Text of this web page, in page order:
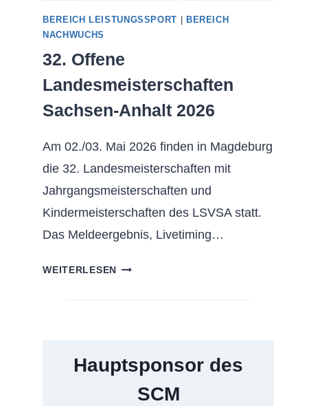
BEREICH LEISTUNGSSPORT
BEREICH
NACHWUCHS
32. Offene
Landesmeisterschaften
Sachsen-Anhalt 2026
Am 02./03. Mai 2026 finden in Magdeburg
die 32. Landesmeisterschaften mit
Jahrgangsmeisterschaften und
Kindermeisterschaften des LSVSA statt.
Das Meldeergebnis, Livetiming…
WEITERLESEN 32.
Hauptsponsor des
SCM